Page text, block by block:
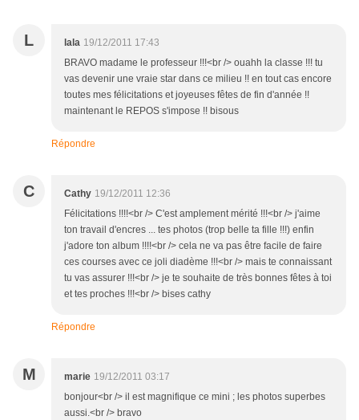
L lala 19/12/2011 17:43
BRAVO madame le professeur !!!<br /> ouahh la classe !!! tu
vas devenir une vraie star dans ce milieu !! en tout cas encore
toutes mes félicitations et joyeuses fêtes de fin d'année !!
maintenant le REPOS s'impose !! bisous
Répondre
C Cathy 19/12/2011 12:36
Félicitations !!!!<br /> C'est amplement mérité !!!<br /> j'aime
ton travail d'encres ... tes photos (trop belle ta fille !!!) enfin
j'adore ton album !!!!<br /> cela ne va pas être facile de faire
ces courses avec ce joli diadème !!!<br /> mais te connaissant
tu vas assurer !!!<br /> je te souhaite de très bonnes fêtes à toi
et tes proches !!!<br /> bises cathy
Répondre
M marie 19/12/2011 03:17
bonjour<br /> il est magnifique ce mini ; les photos superbes
aussi.<br /> bravo